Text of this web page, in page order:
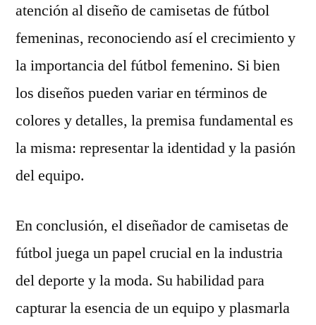
atención al diseño de camisetas de fútbol
femeninas, reconociendo así el crecimiento y
la importancia del fútbol femenino. Si bien
los diseños pueden variar en términos de
colores y detalles, la premisa fundamental es
la misma: representar la identidad y la pasión
del equipo.
En conclusión, el diseñador de camisetas de
fútbol juega un papel crucial en la industria
del deporte y la moda. Su habilidad para
capturar la esencia de un equipo y plasmarla